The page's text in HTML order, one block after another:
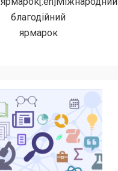
благодійний
ярмарок